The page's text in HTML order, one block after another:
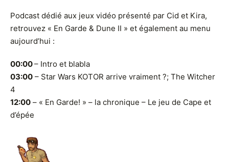
Podcast dédié aux jeux vidéo présenté par Cid et Kira,
retrouvez « En Garde & Dune II » et également au menu
aujourd’hui :
00:00– Intro et blabla
03:00 – Star Wars KOTOR arrive vraiment ?; The Witcher
4
12:00 – « En Garde! » – la chronique – Le jeu de Cape et
d’épée